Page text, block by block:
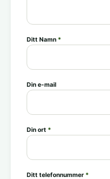
Ditt Namn *
Din e-mail
Din ort *
Ditt telefonnummer *